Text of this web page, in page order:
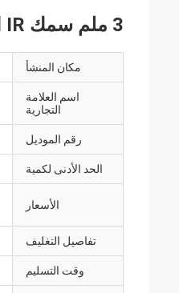
3 ملم سمك IR الفلتر المنعطف صفيحة الزجاج 850 Nm الفلتر المنعطف
مكان المنشأ
اسم العلامة
التجارية
رقم الموديل
الحد الأدنى لكمية
الأسعار
تفاصيل التغليف
وقت التسليم